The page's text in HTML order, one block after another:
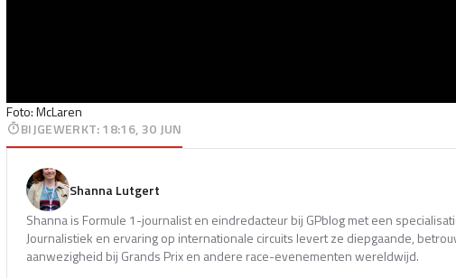
Foto: McLaren
BIJGEWERKT:18:16, 30 JUN
Shanna Lutgert
Shanna is Formule 1-journalist en eindredacteur bij GPblog met een
Journalistiek en ervaring op internationale circuits levert ze diepgaande,
aanwezigheid bij Grands Prix en andere race-evenementen wereldwijd.